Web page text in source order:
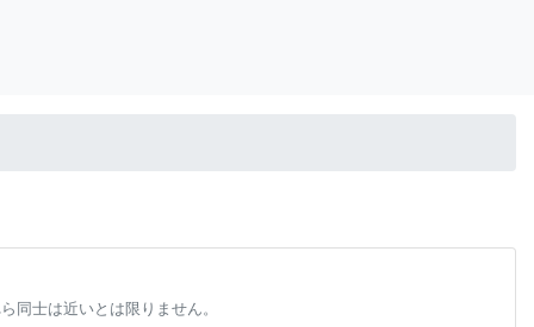
同士は近いとは限りません。